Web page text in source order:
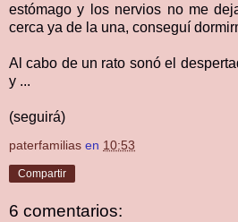
estómago y los nervios no me
cerca ya de la una, conseguí
Al cabo de un rato sonó el
y ...
(seguirá)
paterfamilias en 10:53
Compartir
6 comentarios: